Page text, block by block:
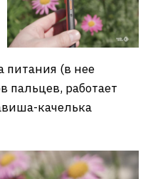
питания (в нее
пальцев, работает
качелька